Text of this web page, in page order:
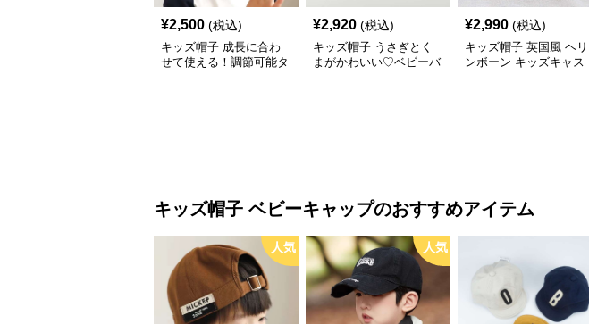
¥2,500 (税込)
キッズ帽子 成長に合わ
せて使える！調節可能タ
¥2,920 (税込)
キッズ帽子 うさぎとく
まがかわいい♡ベビーバ
¥2,990 (税込)
キッズ帽子 英国風 ヘリ
ンボーン キッズキャス
キッズ帽子 ベビーキャップのおすすめアイテム
人気 人気